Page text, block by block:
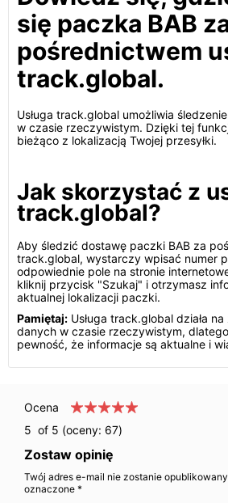
się paczka BAB
pośrednictwem
track.global.
Usługa track.global umożliwia
w czasie rzeczywistym. Dzięki tej
bieżąco z lokalizacją Twojej przesyłki.
Jak skorzystać z
track.global?
Aby śledzić dostawę paczki BAB za
track.global, wystarczy wpisać numer
odpowiednie pole na stronie
kliknij przycisk "Szukaj" i otrzymasz
aktualnej lokalizacji paczki.
Pamiętaj: Usługa track.global działa
danych w czasie rzeczywistym,
pewność, że informacje są aktualne i
Ocena
5 of 5 (oceny: 67)
Zostaw opinię
Twój adres e-mail nie zostanie
oznaczone *